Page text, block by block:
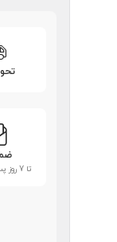
تا 7 روز پس از پرداخت